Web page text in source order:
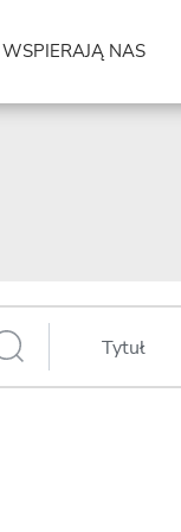
WSPIERAJĄ NAS